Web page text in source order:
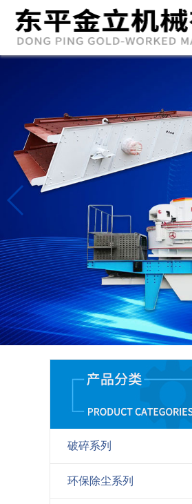
破碎系列
环保除尘系列